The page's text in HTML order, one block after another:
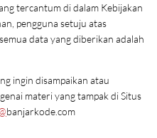
tercantum di dalam Kebijakan
pengguna setuju atas
data yang diberikan adalah
ingin disampaikan atau
materi yang tampak di Situs
banjarkode.com